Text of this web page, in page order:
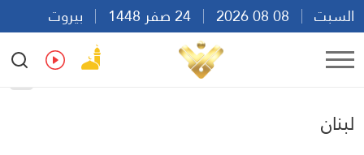
السبت
بيروت
13:35
Ar
لبنان